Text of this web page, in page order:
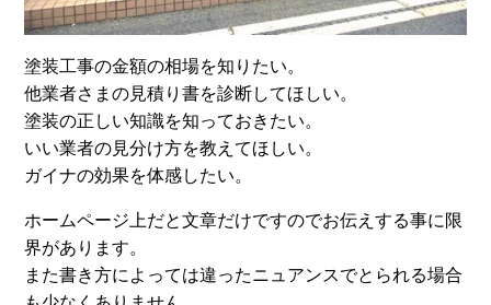
塗装工事の金額の相場を知りたい。
他業者さまの見積り書を診断してほしい。
塗装の正しい知識を知っておきたい。
いい業者の見分け方を教えてほしい。
ガイナの効果を体感したい。
ホームページ上だと文章だけですのでお伝えする事に限
界があります。
また書き方によっては違ったニュアンスでとられる場合